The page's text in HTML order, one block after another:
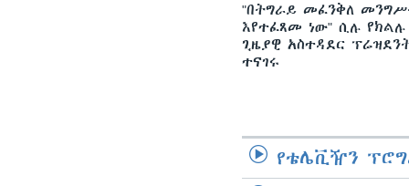
"በትግራይ መፈንቅለ
እየተፈጸመ ነው" ሲሉ የክልሉ
ጊዜያዊ አስተዳደር
ተናገሩ
የቴሌቪዥን